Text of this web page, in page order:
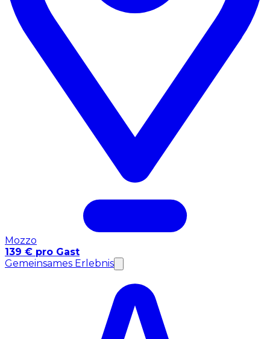
Mozzo
139 € pro Gast
Gemeinsames Erlebnis